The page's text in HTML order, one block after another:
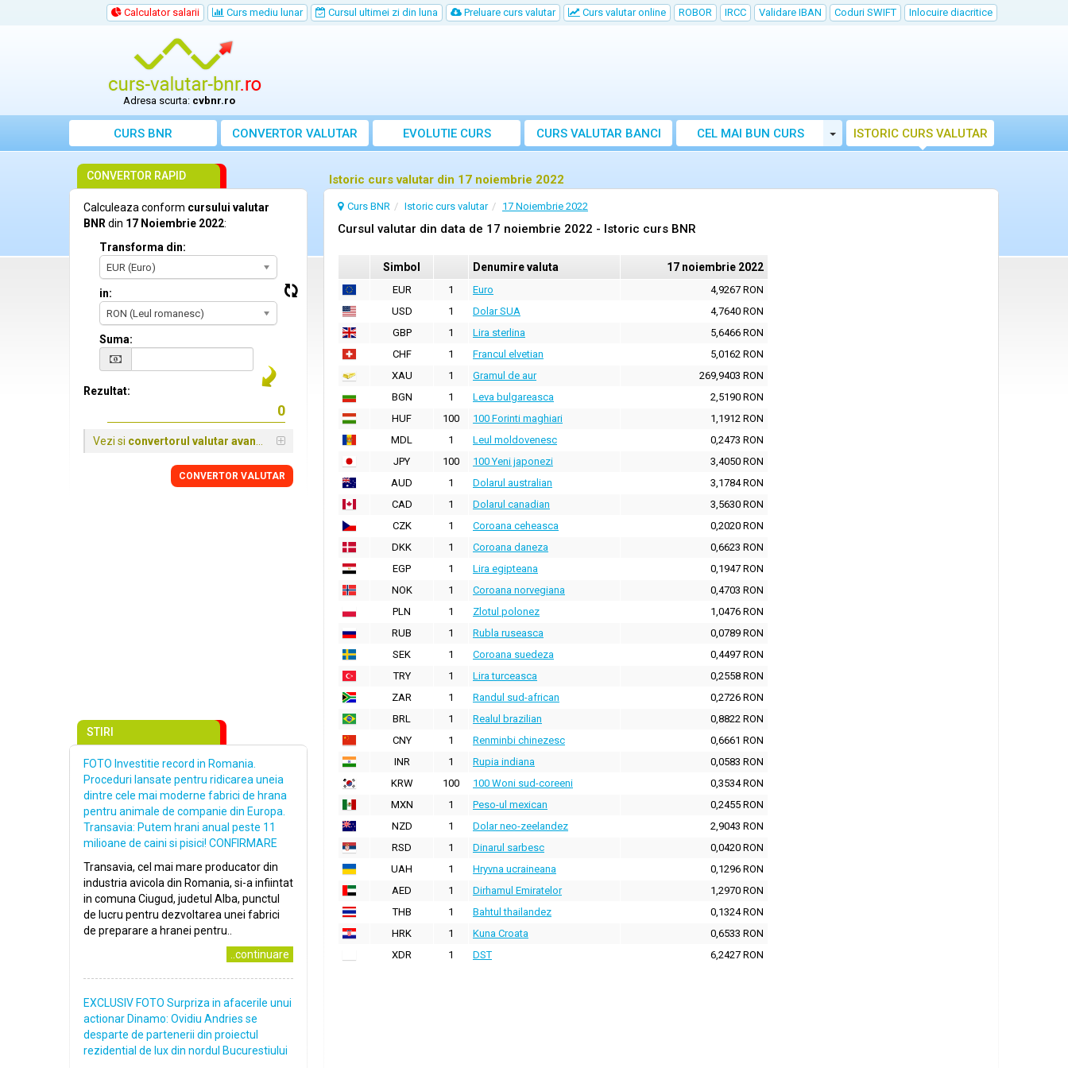
Calculator salarii Curs mediu lunar Cursul ultimei zi din luna Preluare curs valutar Curs valutar online ROBOR IRCC Validare IBAN Coduri SWIFT Inlocuire diacritice
Adresa scurta: cvbnr.ro
CURS BNR CONVERTOR VALUTAR EVOLUTIE CURS CURS VALUTAR BANCI CEL MAI BUN CURS Toggle Dropdown
ISTORIC CURS VALUTAR
Istoric curs valutar din 17 noiembrie 2022
Curs BNR Istoric curs valutar 17 Noiembrie 2022
Cursul valutar din data de 17 noiembrie 2022 - Istoric curs BNR
Simbol Denumire valuta 17 noiembrie 2022
EUR 1 Euro
4,9267 RON
USD
1 Dolar SUA
4,7640 RON
GBP
1 Lira sterlina
5,6466 RON
CHF
1 Francul elvetian
5,0162 RON
XAU
1 Gramul de aur
269,9403 RON
BGN
1 Leva bulgareasca
2,5190 RON
HUF
100 100 Forinti maghiari
1,1912 RON
MDL
1 Leul moldovenesc
0,2473 RON
JPY
100 100 Yeni japonezi
3,4050 RON
AUD
1 Dolarul australian
3,1784 RON
CAD
1 Dolarul canadian
3,5630 RON
CZK
1 Coroana ceheasca
0,2020 RON
DKK
1 Coroana daneza
0,6623 RON
EGP
1 Lira egipteana
0,1947 RON
NOK
1 Coroana norvegiana
0,4703 RON
PLN
1 Zlotul polonez
1,0476 RON
RUB
1 Rubla ruseasca
0,0789 RON
SEK
1 Coroana suedeza
0,4497 RON
TRY
1 Lira turceasca
0,2558 RON
ZAR
1 Randul sud-african
0,2726 RON
BRL
1 Realul brazilian
0,8822 RON
CNY
1 Renminbi chinezesc
0,6661 RON
INR
1 Rupia indiana
0,0583 RON
KRW
100 100 Woni sud-coreeni
0,3534 RON
MXN
1 Peso-ul mexican
0,2455 RON
NZD
1 Dolar neo-zeelandez
2,9043 RON
RSD
1 Dinarul sarbesc
0,0420 RON
UAH
1 Hryvna ucraineana
0,1296 RON
AED
1 Dirhamul Emiratelor
1,2970 RON
THB
1 Bahtul thailandez
0,1324 RON
HRK
1 Kuna Croata
0,6533 RON
XDR
1 DST 6,2427 RON
CONVERTOR RAPID
Calculeaza conform cursului valutar
BNR din 17 Noiembrie 2022:
Transforma din:
EUR (Euro)
in:
RON (Leul romanesc)
Suma:
Rezultat:
Vezi si convertorul valutar avansat
CONVERTOR VALUTAR
STIRI
FOTO Investitie record in Romania.
Proceduri lansate pentru ridicarea uneia
dintre cele mai moderne fabrici de hrana
pentru animale de companie din Europa.
Transavia: Putem hrani anual peste 11
milioane de caini si pisici! CONFIRMARE
Transavia, cel mai mare producator din
industria avicola din Romania, si-a infiintat
in comuna Ciugud, judetul Alba, punctul
de lucru pentru dezvoltarea unei fabrici
de preparare a hranei pentru..
..continuare
EXCLUSIV FOTO Surpriza in afacerile unui
actionar Dinamo: Ovidiu Andries se
desparte de partenerii din proiectul
rezidential de lux din nordul Bucurestiului